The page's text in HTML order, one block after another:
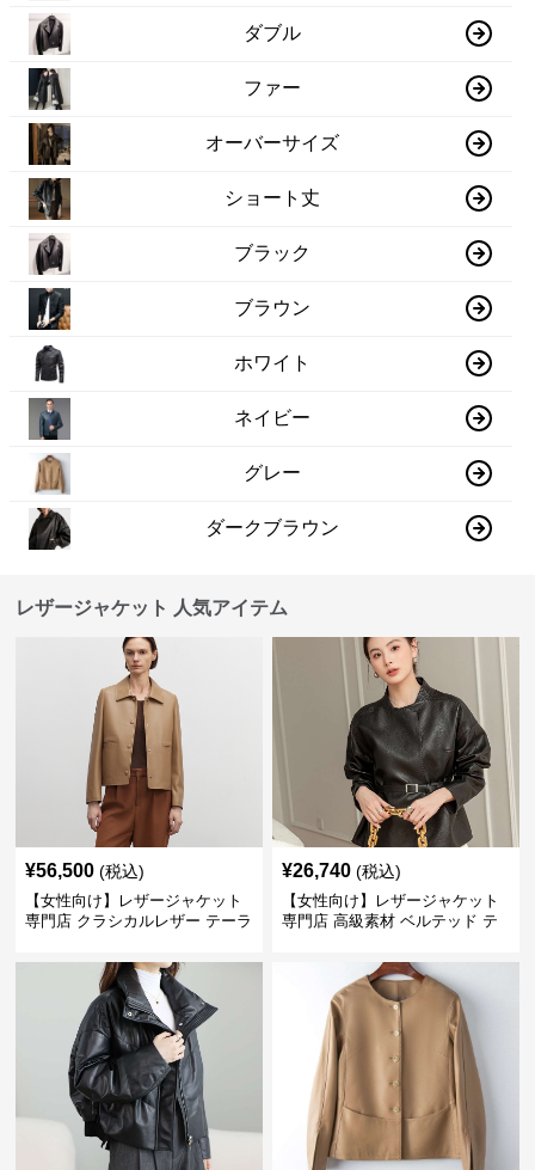
ダブル
ファー
オーバーサイズ
ショート丈
ブラック
ブラウン
ホワイト
ネイビー
グレー
ダークブラウン
レザージャケット 人気アイテム
¥56,500 (税込)
【女性向け】レザージャケット
専門店 クラシカルレザー テーラ
¥26,740 (税込)
【女性向け】レザージャケット
専門店 高級素材 ベルテッド テ